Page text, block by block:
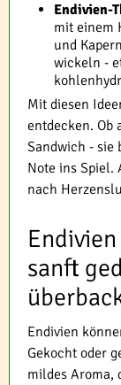
Endivien-
mit einem
und
wickeln -
Mit diesen
entdecken. Ob
Sandwich -
Note ins Spiel.
nach
sanft
Endivien
Gekocht oder
mildes Aroma,